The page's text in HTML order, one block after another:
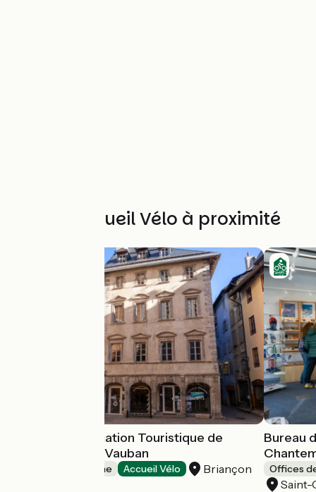
Autres Accueil Vélo à proximité
Bureau d'information Touristique de
Briançon – Cité Vauban
Offices de Tourisme Accueil Vélo Briançon
Bureau
Offices
Saint-